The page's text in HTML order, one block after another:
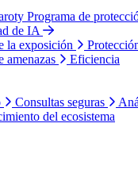
Programa de
de IA
la exposición
amenazas
Eficiencia
Consultas seguras
del ecosistema